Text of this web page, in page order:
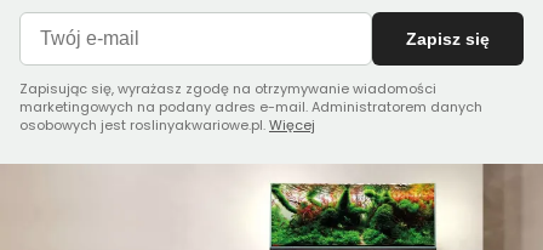
Zapisz się
Zapisując się, wyrażasz zgodę na otrzymywanie wiadomości
marketingowych na podany adres e-mail. Administratorem danych
osobowych jest roslinyakwariowe.pl.Więcej